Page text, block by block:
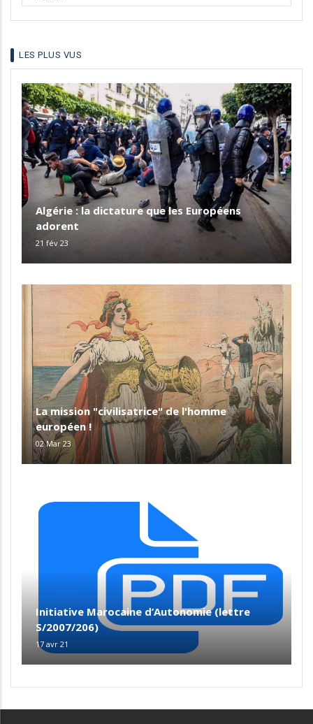
your
language
LES PLUS VUS
Algérie : la dictature que les Européens
adorent
21 fév 23
La mission "civilisatrice" de l'homme
européen !
02 Mar 23
Initiative Marocaine d’Autonomie (lettre
S/2007/206)
17 avr 21